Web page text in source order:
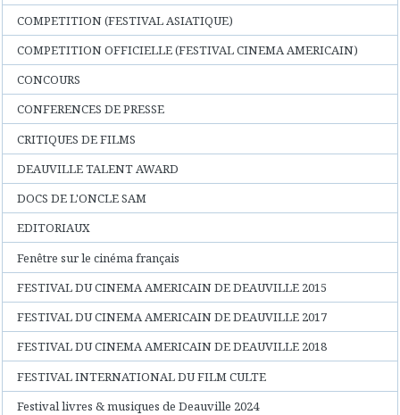
COMPETITION (FESTIVAL ASIATIQUE)
COMPETITION OFFICIELLE (FESTIVAL CINEMA AMERICAIN)
CONCOURS
CONFERENCES DE PRESSE
CRITIQUES DE FILMS
DEAUVILLE TALENT AWARD
DOCS DE L'ONCLE SAM
EDITORIAUX
Fenêtre sur le cinéma français
FESTIVAL DU CINEMA AMERICAIN DE DEAUVILLE 2015
FESTIVAL DU CINEMA AMERICAIN DE DEAUVILLE 2017
FESTIVAL DU CINEMA AMERICAIN DE DEAUVILLE 2018
FESTIVAL INTERNATIONAL DU FILM CULTE
Festival livres & musiques de Deauville 2024